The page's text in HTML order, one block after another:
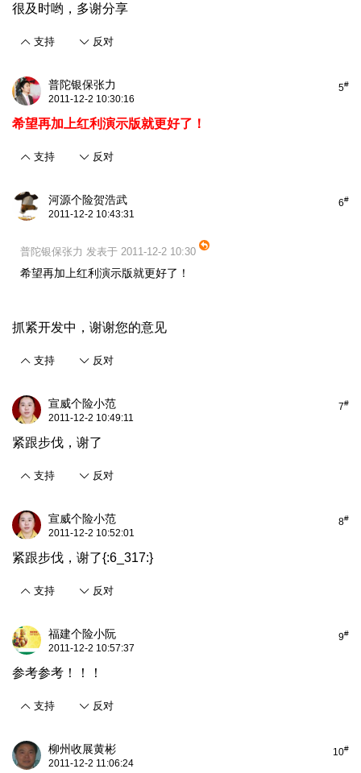
很及时哟，多谢分享
支持 反对
5#
普陀银保张力
2011-12-2 10:30:16
希望再加上红利演示版就更好了！
支持 反对
6#
河源个险贺浩武
2011-12-2 10:43:31
普陀银保张力 发表于 2011-12-2 10:30
希望再加上红利演示版就更好了！
抓紧开发中，谢谢您的意见
支持 反对
7#
宣威个险小范
2011-12-2 10:49:11
紧跟步伐，谢了
支持 反对
8#
宣威个险小范
2011-12-2 10:52:01
紧跟步伐，谢了{:6_317:}
支持 反对
9#
福建个险小阮
2011-12-2 10:57:37
参考参考！！！
支持 反对
10#
柳州收展黄彬
2011-12-2 11:06:24